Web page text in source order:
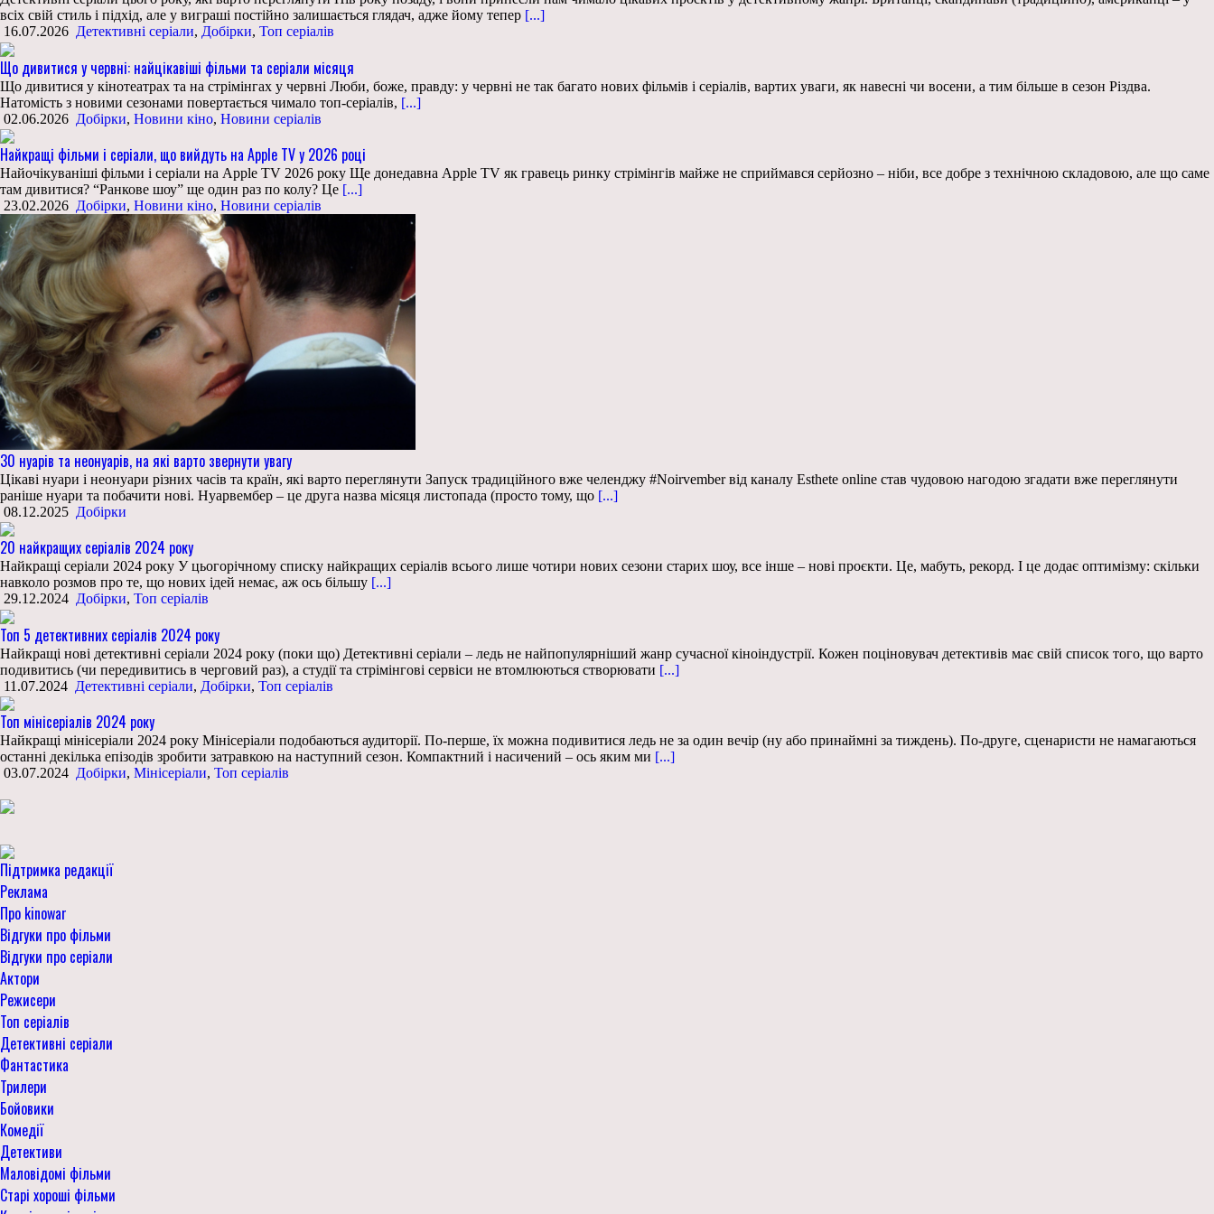
всіх свій стиль і підхід, але у виграші постійно залишається глядач, адже йому тепер [...]
16.07.2026 Детективні серіали, Добірки, Топ серіалів
Що дивитися у червні: найцікавіші фільми та серіали місяця
Що дивитися у кінотеатрах та на стрімінгах у червні Люби, боже, правду: у червні не так багато нових фільмів і серіалів, вартих уваги, як навесні чи восени, а тим більше в сезон Різдва.
Натомість з новими сезонами повертається чимало топ-серіалів, [...]
02.06.2026 Добірки, Новини кіно, Новини серіалів
Найкращі фільми і серіали, що вийдуть на Apple TV у 2026 році
Найочікуваніші фільми і серіали на Apple TV 2026 року Ще донедавна Apple TV як гравець ринку стрімінгів майже не сприймався серйозно – ніби, все добре з технічною складовою, але що саме
там дивитися? “Ранкове шоу” ще один раз по колу? Це [...]
23.02.2026 Добірки, Новини кіно, Новини серіалів
30 нуарів та неонуарів, на які варто звернути увагу
Цікаві нуари і неонуари різних часів та країн, які варто переглянути Запуск традиційного вже челенджу #Noirvember від каналу Esthete online став чудовою нагодою згадати вже переглянути
раніше нуари та побачити нові. Нуарвембер – це друга назва місяця листопада (просто тому, що [...]
08.12.2025 Добірки
20 найкращих серіалів 2024 року
Найкращі серіали 2024 року У цьогорічному списку найкращих серіалів всього лише чотири нових сезони старих шоу, все інше – нові проєкти. Це, мабуть, рекорд. І це додає оптимізму: скільки
навколо розмов про те, що нових ідей немає, аж ось більшу [...]
29.12.2024 Добірки, Топ серіалів
Топ 5 детективних серіалів 2024 року
Найкращі нові детективні серіали 2024 року (поки що) Детективні серіали – ледь не найпопулярніший жанр сучасної кіноіндустрії. Кожен поціновувач детективів має свій список того, що варто
подивитись (чи передивитись в черговий раз), а студії та стрімінгові сервіси не втомлюються створювати [...]
11.07.2024 Детективні серіали, Добірки, Топ серіалів
Топ мінісеріалів 2024 року
Найкращі мінісеріали 2024 року Мінісеріали подобаються аудиторії. По-перше, їх можна подивитися ледь не за один вечір (ну або принаймні за тиждень). По-друге, сценаристи не намагаються
останні декілька епізодів зробити затравкою на наступний сезон. Компактний і насичений – ось яким ми [...]
03.07.2024 Добірки, Мінісеріали, Топ серіалів
Підтримка редакції
Реклама
Про kinowar
Відгуки про фільми
Відгуки про серіали
Актори
Режисери
Топ серіалів
Детективні серіали
Фантастика
Трилери
Бойовики
Комедії
Детективи
Маловідомі фільми
Старі хороші фільми